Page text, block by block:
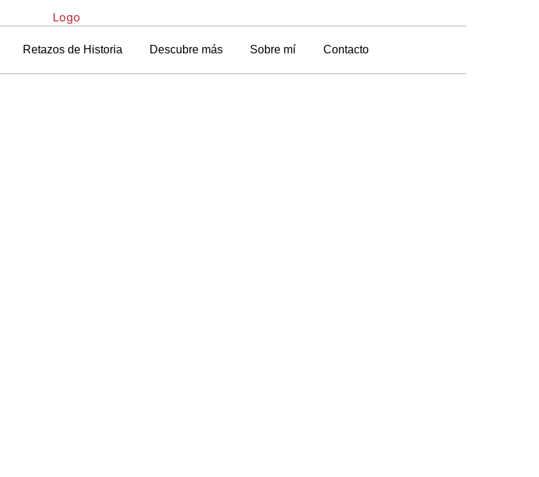
Retazos de Historia Descubre más Sobre mí Contacto